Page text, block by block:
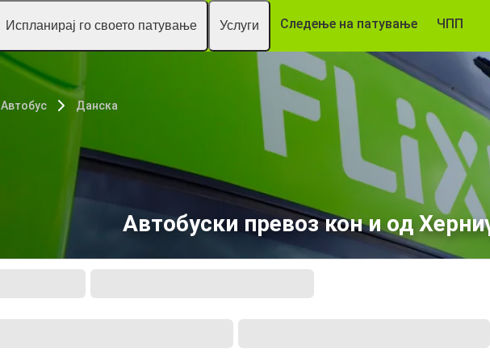
Испланирај го своето патување Услуги Следење на патување ЧПП
Автобус Данска
Автобуски превоз кон и од